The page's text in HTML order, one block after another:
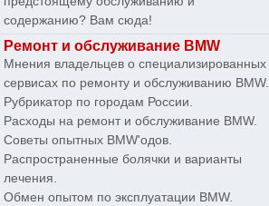
содержанию? Вам сюда!
Ремонт и обслуживание BMW
Мнения владельцев о специализированных
сервисах по ремонту и обслуживанию BMW.
Рубрикатор по городам России.
Расходы на ремонт и обслуживание BMW.
Советы опытных BMW'одов.
Распространенные болячки и варианты
лечения.
Обмен опытом по эксплуатации BMW.